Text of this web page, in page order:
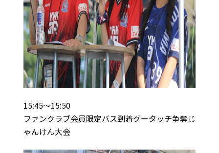
15:45～15:50
ファンクラブ会員限定バス到着グータッチ争奪じ
ゃんけん大会